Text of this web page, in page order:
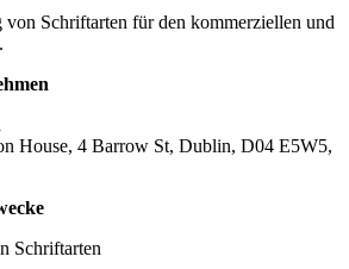
von Schriftarten für den kommerziellen und
House, 4 Barrow St, Dublin, D04 E5W5,
Schriftarten